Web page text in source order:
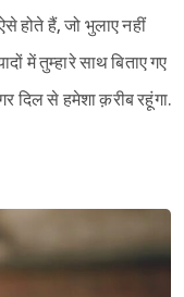
होते हैं, जो भुलाए नहीं
में तुम्हारे साथ बिताए गए
दिल से हमेशा क़रीब रहूंगा.